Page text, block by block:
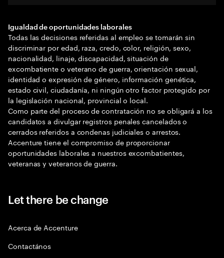
Igualdad de oportunidades laborales
Todas las decisiones referidas al empleo se tomarán sin
discriminar por edad, raza, credo, color, religión, sexo,
nacionalidad, linaje, discapacidad, situación de
excombatiente o veterano de guerra, orientación sexual,
identidad o expresión de género, información genética,
estado civil, ciudadanía, ni ningún otro factor protegido por
la legislación nacional, provincial o local.
Como parte del proceso de contratación no se obligará a los
candidatos a divulgar registros penales cancelados o
cerrados referidos a condenas judiciales o arrestos.
Accenture tiene el compromiso de proporcionar
oportunidades laborales a nuestros excombatientes,
veteranas y veteranos de guerra.
Let there be change
Acerca de Accenture
Contactános